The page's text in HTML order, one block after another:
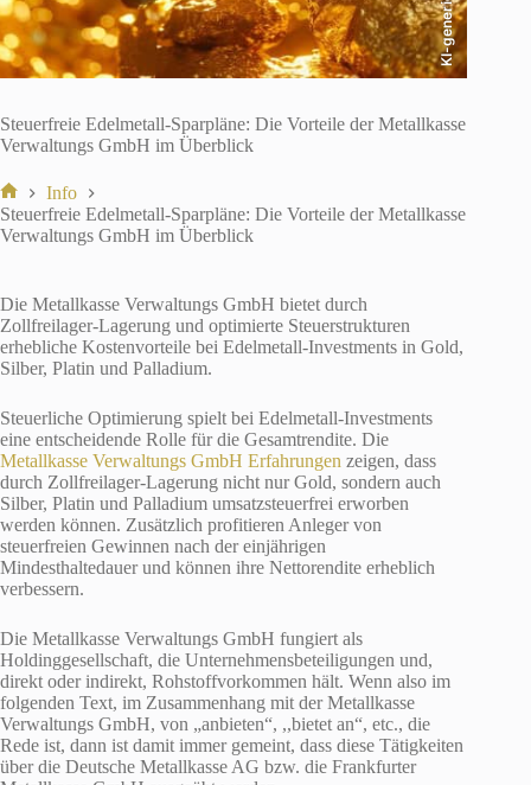
KI-generiert
Steuerfreie Edelmetall-Sparpläne: Die Vorteile der Metallkasse
Verwaltungs GmbH im Überblick
Start
Info
Steuerfreie Edelmetall-Sparpläne: Die Vorteile der Metallkasse
Verwaltungs GmbH im Überblick
Die Metallkasse Verwaltungs GmbH bietet durch
Zollfreilager-Lagerung und optimierte Steuerstrukturen
erhebliche Kostenvorteile bei Edelmetall-Investments in Gold,
Silber, Platin und Palladium.
Steuerliche Optimierung spielt bei Edelmetall-Investments
eine entscheidende Rolle für die Gesamtrendite. Die
Metallkasse Verwaltungs GmbH Erfahrungen zeigen, dass
durch Zollfreilager-Lagerung nicht nur Gold, sondern auch
Silber, Platin und Palladium umsatzsteuerfrei erworben
werden können. Zusätzlich profitieren Anleger von
steuerfreien Gewinnen nach der einjährigen
Mindesthaltedauer und können ihre Nettorendite erheblich
verbessern.
Die Metallkasse Verwaltungs GmbH fungiert als
Holdinggesellschaft, die Unternehmensbeteiligungen und,
direkt oder indirekt, Rohstoffvorkommen hält. Wenn also im
folgenden Text, im Zusammenhang mit der Metallkasse
Verwaltungs GmbH, von „anbieten“, ,,bietet an“, etc., die
Rede ist, dann ist damit immer gemeint, dass diese Tätigkeiten
über die Deutsche Metallkasse AG bzw. die Frankfurter